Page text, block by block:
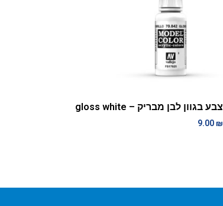
צבע בגוון לבן מבריק – gloss white
9.00₪